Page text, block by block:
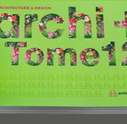
LB ELECTRICITÉ
Chauffage - Climatisation